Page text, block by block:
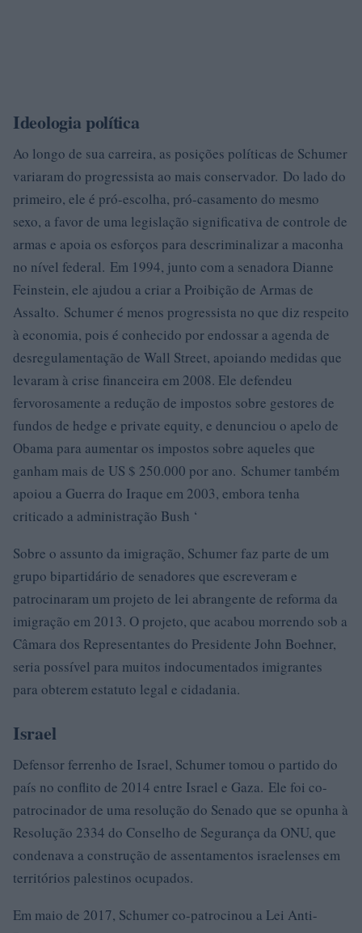
Ideologia política
Ao longo de sua carreira, as posições políticas de Schumer
variaram do progressista ao mais conservador. Do lado do
primeiro, ele é pró-escolha, pró-casamento do mesmo
sexo, a favor de uma legislação significativa de controle de
armas e apoia os esforços para descriminalizar a maconha
no nível federal. Em 1994, junto com a senadora Dianne
Feinstein, ele ajudou a criar a Proibição de Armas de
Assalto. Schumer é menos progressista no que diz respeito
à economia, pois é conhecido por endossar a agenda de
desregulamentação de Wall Street, apoiando medidas que
levaram à crise financeira em 2008. Ele defendeu
fervorosamente a redução de impostos sobre gestores de
fundos de hedge e private equity, e denunciou o apelo de
Obama para aumentar os impostos sobre aqueles que
ganham mais de US $ 250.000 por ano. Schumer também
apoiou a Guerra do Iraque em 2003, embora tenha
criticado a administração Bush ‘
Sobre o assunto da imigração, Schumer faz parte de um
grupo bipartidário de senadores que escreveram e
patrocinaram um projeto de lei abrangente de reforma da
imigração em 2013. O projeto, que acabou morrendo sob a
Câmara dos Representantes do Presidente John Boehner,
seria possível para muitos indocumentados imigrantes
para obterem estatuto legal e cidadania.
Israel
Defensor ferrenho de Israel, Schumer tomou o partido do
país no conflito de 2014 entre Israel e Gaza. Ele foi co-
patrocinador de uma resolução do Senado que se opunha à
Resolução 2334 do Conselho de Segurança da ONU, que
condenava a construção de assentamentos israelenses em
territórios palestinos ocupados.
Em maio de 2017, Schumer co-patrocinou a Lei Anti-